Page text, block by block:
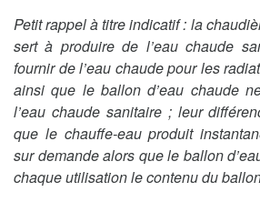
Petit rappel à titre indicatif : la
sert à produire de l’eau chaude
fournir de l’eau chaude pour les
ainsi que le ballon d’eau chaude
l’eau chaude sanitaire ; leur
que le chauffe-eau produit
sur demande alors que le ballon
chaque utilisation le contenu du